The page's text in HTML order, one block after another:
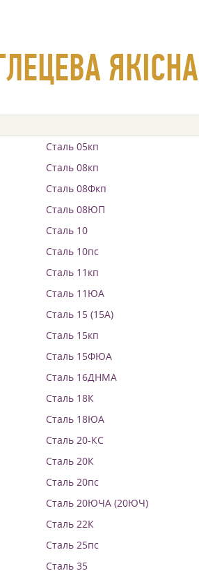
ЯКІСНА
Сталь 05кп
Сталь 08кп
Сталь 08Фкп
Сталь 08ЮП
Сталь 10
Сталь 10пс
Сталь 11кп
Сталь 11ЮА
Сталь 15 (15А)
Сталь 15кп
Сталь 15ФЮА
Сталь 16ДНМА
Сталь 18К
Сталь 18ЮА
Сталь 20-КС
Сталь 20К
Сталь 20пс
Сталь 20ЮЧА (20ЮЧ)
Сталь 22К
Сталь 25пс
Сталь 35